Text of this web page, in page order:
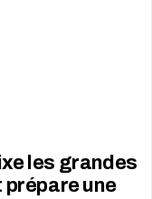
les grandes
une